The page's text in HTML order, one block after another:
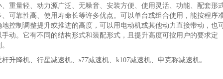
、重量轻、动力源广泛、无噪音、安装方便、使用灵活、功能、配套形
、可靠性高、使用寿命长等许多优点。可以单台或组合使用，能按程序
地控制调整提升或推进的高度，可以用电动机或其他动力直接带动，也
手动。它有不同的结构形式和装配形式，且提升高度可按用户的要求定
杆升降机、行星减速机、s77减速机、k107减速机、申克称减速机。